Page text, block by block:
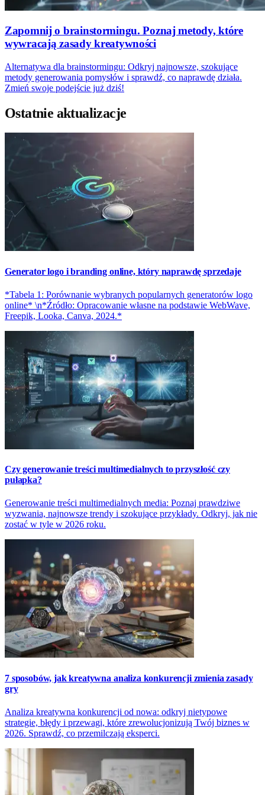
Zapomnij o brainstormingu. Poznaj metody, które
wywracają zasady kreatywności
Alternatywa dla brainstormingu: Odkryj najnowsze, szokujące
metody generowania pomysłów i sprawdź, co naprawdę działa.
Zmień swoje podejście już dziś!
Ostatnie aktualizacje
Generator logo i branding online, który naprawdę sprzedaje
*Tabela 1: Porównanie wybranych popularnych generatorów logo
online* \n*Źródło: Opracowanie własne na podstawie WebWave,
Freepik, Looka, Canva, 2024.*
Czy generowanie treści multimedialnych to przyszłość czy
pułapka?
Generowanie treści multimedialnych media: Poznaj prawdziwe
wyzwania, najnowsze trendy i szokujące przykłady. Odkryj, jak nie
zostać w tyle w 2026 roku.
7 sposobów, jak kreatywna analiza konkurencji zmienia zasady
gry
Analiza kreatywna konkurencji od nowa: odkryj nietypowe
strategie, błędy i przewagi, które zrewolucjonizują Twój biznes w
2026. Sprawdź, co przemilczają eksperci.